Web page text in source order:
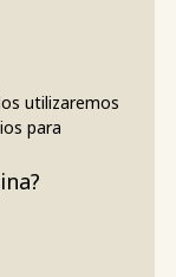
utilizaremos
para